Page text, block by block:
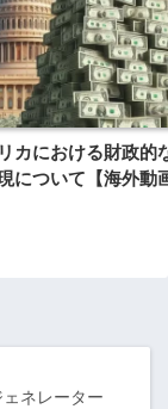
カにおける財政的
について【海外動
ネレーター